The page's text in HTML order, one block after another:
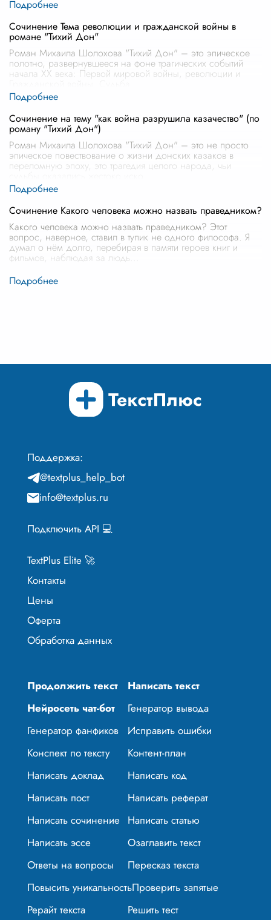
Сочинение Тема революции и гражданской войны в
романе "Тихий Дон"
Роман Михаила Шолохова "Тихий Дон" – это эпическое
полотно, развернувшееся на фоне трагических событий
начала XX века: Первой мировой войны, революции и
Сочинение на тему "как война разрушила казачество" (по
роману "Тихий Дон")
Роман Михаила Шолохова "Тихий Дон" – это не просто
эпическое повествование о жизни донских казаков в
переломную эпоху, это трагедия целого народа, чьи
Сочинение Какого человека можно назвать праведником?
Какого человека можно назвать праведником? Этот
вопрос, наверное, ставил в тупик не одного философа. Я
думал о нём долго, перебирая в памяти героев книг и
фильмов, наблюдая за людь
Поддержка:
@textplus_help_bot
info@textplus.ru
Подключить API 💻
TextPlus Elite 🚀
Контакты
Цены
Оферта
Обработка данных
Продолжить текст
Написать текст
Нейросеть чат-бот
Генератор вывода
Генератор фанфиков
Исправить ошибки
Конспект по тексту
Контент-план
Написать доклад
Написать код
Написать пост
Написать реферат
Написать сочинение Написать статью
Написать эссе
Озаглавить текст
Ответы на вопросы
Пересказ текста
Повысить уникальностьПроверить запятые
Рерайт текста
Решить тест